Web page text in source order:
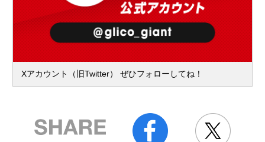
Xアカウント（旧Twitter） ぜひフォローしてね！